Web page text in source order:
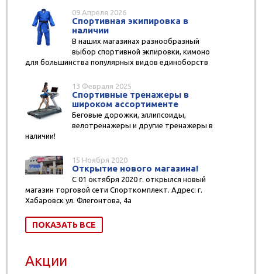
09 Апреля 2026
Спортивная экипировка в
наличии
В наших магазинах разнообразный
выбор спортивной экпировки, кимоно
для большинства популярных видов единоборств
13 Февраля 2025
Спортивные тренажеры в
широком ассортименте
Беговые дорожки, эллипсоиды,
велотренажеры и другие тренажеры в
наличии!
15 Ноября 2020
Открытие нового магазина!
С 01 октября 2020 г. открылся новый
магазин торговой сети Спорткомплект. Адрес: г.
Хабаровск ул. Флегонтова, 4а
ПОКАЗАТЬ ВСЕ
Акции